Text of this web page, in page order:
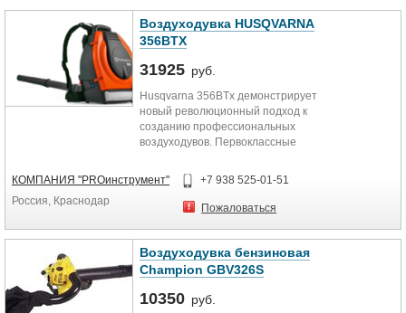
Воздуходувка HUSQVARNA
356BTX
31925 руб.
Husqvarna 356BTx демонстрирует
новый революционный подход к
созданию профессиональных
воздуходувов. Первоклассные
тщательно проработанным
двигателем E-TECH® II,
технологиями снижения шума и
расположен на раструбе.
Характеристики двигателя
Рабочий объем цилиндра, куб. см
51,7 см³ Мощность 2,4 кВт
КОМПАНИЯ "PROинструмент"
Россия, Краснодар
+7 938 525-01-51
Пожаловаться
Воздуходувка бензиновая
Champion GBV326S
10350 руб.